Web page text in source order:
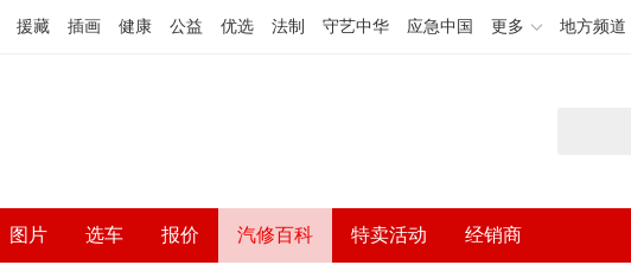
援藏 插画 健康 公益 优选 法制 守艺中华 应急中国 更多 地方频道
图片 选车 报价 汽修百科 特卖活动 经销商